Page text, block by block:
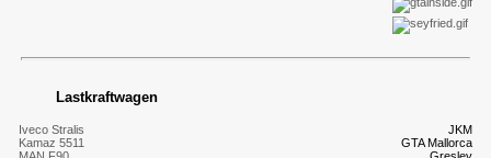
Lastkraftwagen
JKM
Iveco Stralis
GTA Mallorca
Kamaz 5511